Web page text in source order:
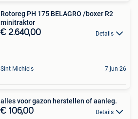
Rotoreg PH 175 BELAGRO /boxer R2
minitraktor
€ 2.640,00 Details
Sint-Michiels 7 jun 26
alles voor gazon herstellen of aanleg.
€ 106,00 Details